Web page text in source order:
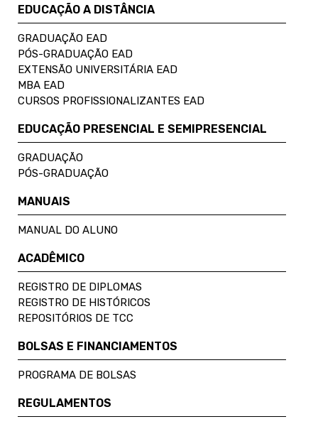
EDUCAÇÃO A DISTÂNCIA
GRADUAÇÃO EAD
PÓS-GRADUAÇÃO EAD
EXTENSÃO UNIVERSITÁRIA EAD
MBA EAD
CURSOS PROFISSIONALIZANTES EAD
EDUCAÇÃO PRESENCIAL E SEMIPRESENCIAL
GRADUAÇÃO
PÓS-GRADUAÇÃO
MANUAIS
MANUAL DO ALUNO
ACADÊMICO
REGISTRO DE DIPLOMAS
REGISTRO DE HISTÓRICOS
REPOSITÓRIOS DE TCC
BOLSAS E FINANCIAMENTOS
PROGRAMA DE BOLSAS
REGULAMENTOS